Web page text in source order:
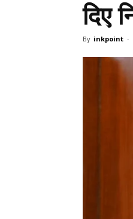
दिए
By inkpoint -